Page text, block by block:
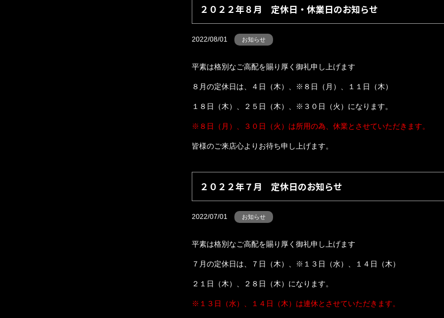
２０２２年８月 定休日・休業日のお知らせ
2022/08/01 お知らせ
平素は格別なご高配を賜り厚く御礼申し上げます
８月の定休日は、４日（木）、※８日（月）、１１日（木）
１８日（木）、２５日（木）、※３０日（火）になります。
※８日（月）、３０日（火）は所用の為、休業とさせていただきます。
皆様のご来店心よりお待ち申し上げます。
２０２２年７月 定休日のお知らせ
2022/07/01 お知らせ
平素は格別なご高配を賜り厚く御礼申し上げます
７月の定休日は、７日（木）、※１３日（水）、１４日（木）
２１日（木）、２８日（木）になります。
※１３日（水）、１４日（木）は連休とさせていただきます。